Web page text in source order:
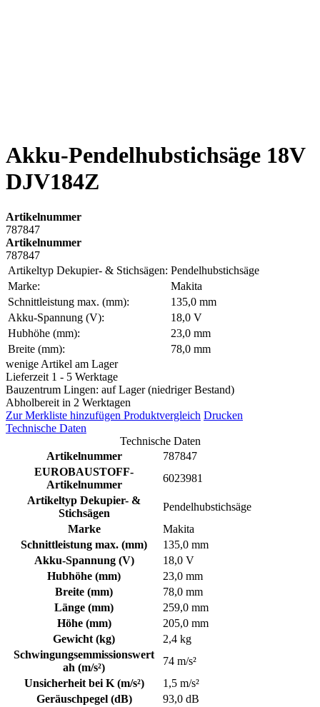
Akku-Pendelhubstichsäge 18V
DJV184Z
Artikelnummer
787847
Artikelnummer
787847
Artikeltyp Dekupier- & Stichsägen: Pendelhubstichsäge
Marke:
Makita
Schnittleistung max. (mm):
135,0 mm
Akku-Spannung (V):
18,0 V
Hubhöhe (mm):
23,0 mm
Breite (mm):
78,0 mm
wenige Artikel am Lager
Lieferzeit 1 - 5 Werktage
Bauzentrum Lingen: auf Lager (niedriger Bestand)
Abholbereit in 2 Werktagen
Zur Merkliste hinzufügen Produktvergleich Drucken
Technische Daten
Technische Daten
Artikelnummer
787847
EUROBAUSTOFF-
Artikelnummer
6023981
Artikeltyp Dekupier- &
Stichsägen
Pendelhubstichsäge
Marke
Makita
Schnittleistung max. (mm)
135,0 mm
Akku-Spannung (V)
18,0 V
Hubhöhe (mm)
23,0 mm
Breite (mm)
78,0 mm
Länge (mm)
259,0 mm
Höhe (mm)
205,0 mm
Gewicht (kg)
2,4 kg
Schwingungsemmissionswert
ah (m/s²)
74 m/s²
Unsicherheit bei K (m/s²)
1,5 m/s²
Geräuschpegel (dB)
93,0 dB